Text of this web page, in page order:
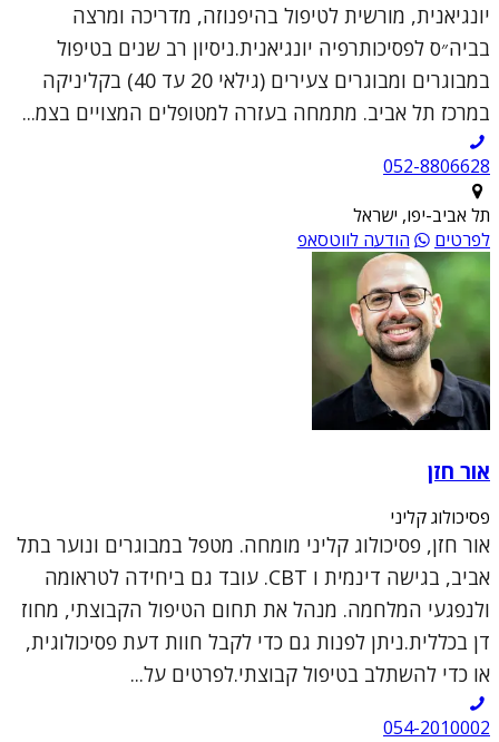
יונגיאנית, מורשית לטיפול בהיפנוזה, מדריכה ומרצה
בביה״ס לפסיכותרפיה יונגיאנית.ניסיון רב שנים בטיפול
במבוגרים ומבוגרים צעירים (גילאי 20 עד 40) בקליניקה
במרכז תל אביב. מתמחה בעזרה למטופלים המצויים בצמ...
052-8806628
תל אביב-יפו, ישראל
לפרטים
הודעה לווטסאפ
אור חזן
פסיכולוג קליני
אור חזן, פסיכולוג קליני מומחה. מטפל במבוגרים ונוער בתל
אביב, בגישה דינמית ו CBT. עובד גם ביחידה לטראומה
ולנפגעי המלחמה. מנהל את תחום הטיפול הקבוצתי, מחוז
דן בכללית.ניתן לפנות גם כדי לקבל חוות דעת פסיכולוגית,
או כדי להשתלב בטיפול קבוצתי.לפרטים על...
054-2010002